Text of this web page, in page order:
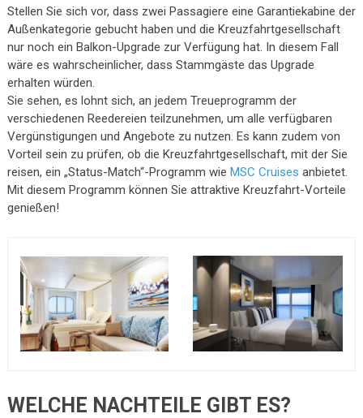
Stellen Sie sich vor, dass zwei Passagiere eine Garantiekabine der
Außenkategorie gebucht haben und die Kreuzfahrtgesellschaft
nur noch ein Balkon-Upgrade zur Verfügung hat. In diesem Fall
wäre es wahrscheinlicher, dass Stammgäste das Upgrade
erhalten würden.
Sie sehen, es lohnt sich, an jedem Treueprogramm der
verschiedenen Reedereien teilzunehmen, um alle verfügbaren
Vergünstigungen und Angebote zu nutzen. Es kann zudem von
Vorteil sein zu prüfen, ob die Kreuzfahrtgesellschaft, mit der Sie
reisen, ein „Status-Match“-Programm wie MSC Cruises anbietet.
Mit diesem Programm können Sie attraktive Kreuzfahrt-Vorteile
genießen!
WELCHE NACHTEILE GIBT ES?